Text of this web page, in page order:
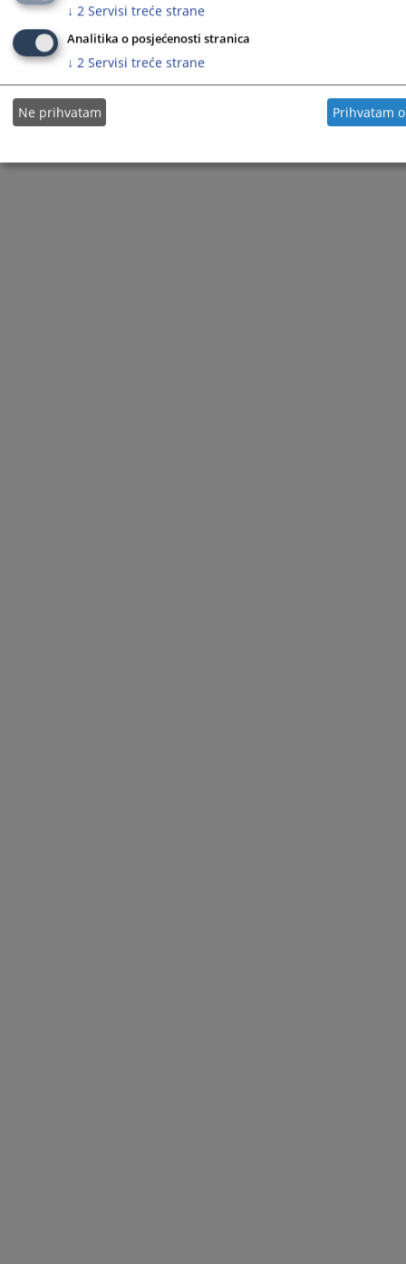
Redizajn web stranice je finansirala Evropska unija. Za njen sadržaj isključivo je odgovorno
Visoko sudsko i tužilačko vijeće BiH i ona ne odražava nužno stavove Evropske unije.
↓ 2 Servisi treće strane
Analitika o posjećenosti stranica
↓ 2 Servisi treće strane
Ne prihvatam Prihvatam